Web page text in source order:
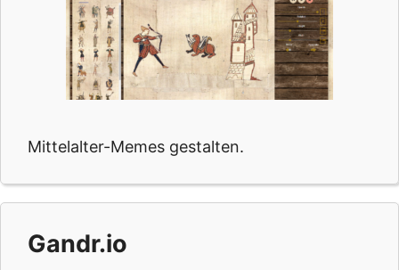
Mittelalter-Memes gestalten.
Gandr.io